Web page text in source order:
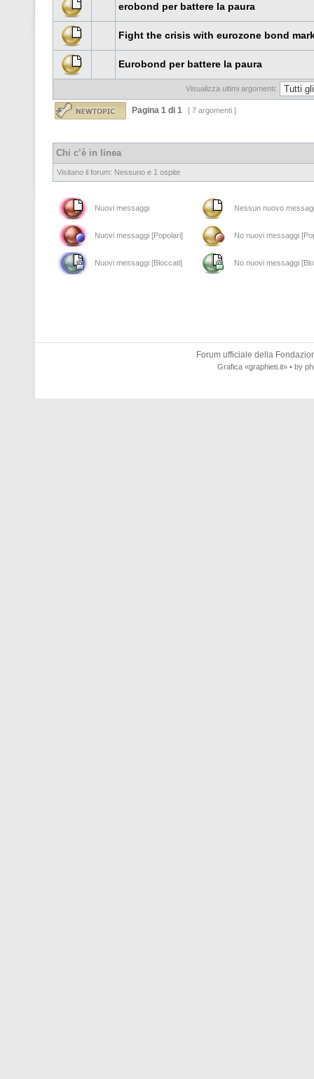
erobond per battere la paura
Fight the crisis with eurozone bond
Eurobond per battere la paura
Visualizza ultimi argomenti:
Pagina 1 di 1 [ 7 argomenti ]
Chi c’è in linea
Visitano il forum: Nessuno e 1 ospite
Nuovi messaggi Nessun nuovo
Nuovi messaggi [Popolari] No nuovi messaggi
Nuovi messaggi [Bloccati] No nuovi messaggi
Forum ufficiale della
Grafica «graphieti.it» • by